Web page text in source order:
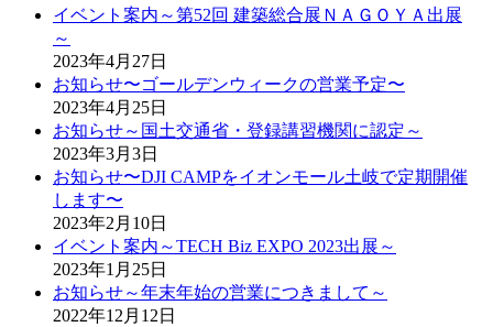
イベント案内～第52回 建築総合展ＮＡＧＯＹＡ出展
～
2023年4月27日
お知らせ〜ゴールデンウィークの営業予定〜
2023年4月25日
お知らせ～国土交通省・登録講習機関に認定～
2023年3月3日
お知らせ〜DJI CAMPをイオンモール土岐で定期開催
します〜
2023年2月10日
イベント案内～TECH Biz EXPO 2023出展～
2023年1月25日
お知らせ～年末年始の営業につきまして～
2022年12月12日